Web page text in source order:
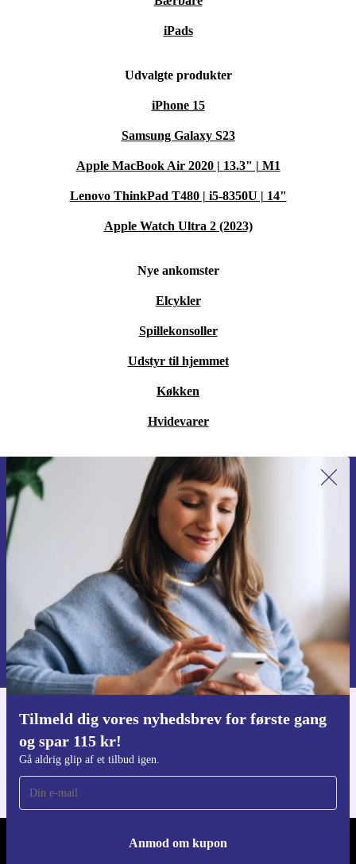
iPads
Udvalgte produkter
iPhone 15
Samsung Galaxy S23
Apple MacBook Air 2020 | 13.3" | M1
Lenovo ThinkPad T480 | i5-8350U | 14"
Apple Watch Ultra 2 (2023)
Nye ankomster
Elcykler
Spillekonsoller
Udstyr til hjemmet
Køkken
Hvidevarer
Tilmeld dig vores nyhedsbrev for første gang
og spar 115 kr!
Gå aldrig glip af et tilbud igen.
Anmod om kupon
Tilmeld dig vores nyhedsbrev for
første gang og spar 115 kr!
Gå aldrig glip af et tilbud igen.
Anmod om kupon
Du kan finde information omkring vores brug af personlig data i vores
Privatlivspolitik
Download refurbed appen
REFURBED DANMARK - RETHINK NEW.